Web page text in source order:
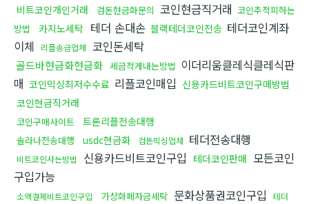
비트코인개인거래 검돈현금화문의 코인현금직거래 코인추적피하는
방법
카지노세탁 테더 손대손 블랙테더코인전송 테더코인계좌
이체
리플송금업체 코인돈세탁
골드바현금화현금화 세금적게내는방법 이더리움클레식클레식판
매 코인믹싱최저수수료 리플코인매입 신용카드비트코인구매방법
코인현금직거래
코인구매사이트 트론리플전송대행
솔라나전송대행 usdc현금화 검돈믹싱업체 테더전송대행
비트코인사는방법 신용카드비트코인구입 테더코인판매 모든코인
구입가능
소액결제비트코인구입 가상화폐자금세탁 문화상품권코인구입
테더